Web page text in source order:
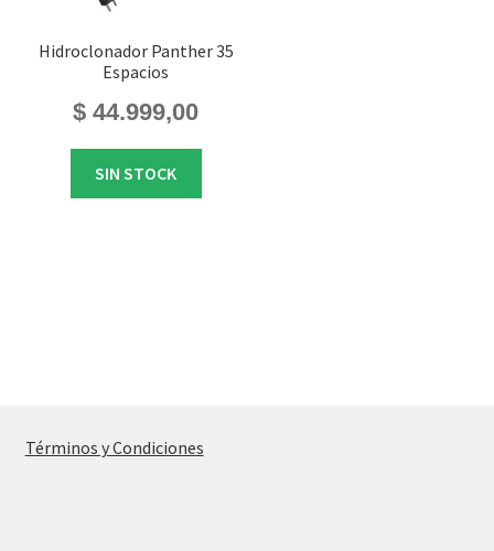
Hidroclonador Panther 35
Espacios
$ 44.999,00
SIN STOCK
Términos y Condiciones